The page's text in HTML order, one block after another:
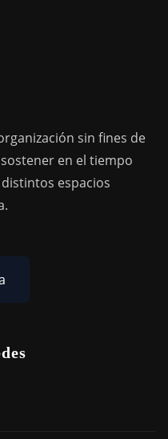
sin fines de
en el tiempo
espacios